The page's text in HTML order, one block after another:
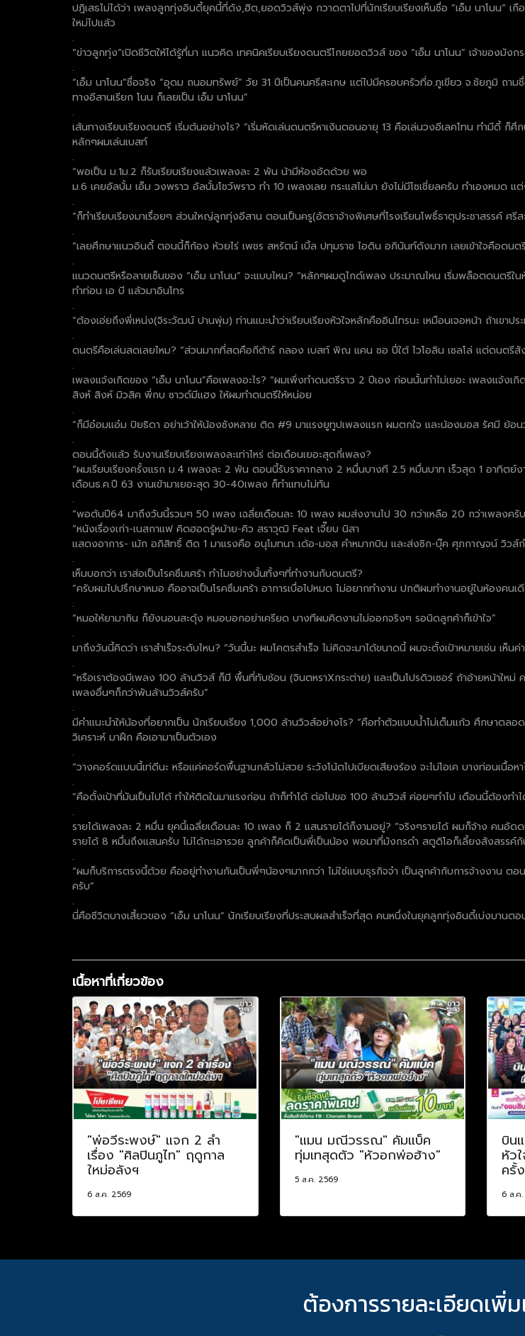
ปฎิเสธไม่ได้ว่า เพลงลูกทุ่งอินดี้ยุคนี้ที่ดัง,ฮิต,ยอดวิวส์พุ่ง กวาดตาไปที่นักเรียบเรียงเห็นชื่อ “เอ็ม นาโนน” เกื
ใหม่ไปแล้ว
.
“ข่าวลูกทุ่ง”เปิดชีวิตให้ได้รู้ที่มา แนวคิด เทคนิคเรียบเรียงดนตรีโกยยอดวิวส์ ของ “เอ็ม นาโนน” เจ้าของมังก
.
“เอ็ม นาโนน”ชื่อจริง “อุดม ถนอมทรัพย์” วัย 31 ปีเป็นคนศรีสะเกษ แต่ไปมีครอบครัวที่อ.ภูเขียว จ.ชัยภูมิ ถาม
ทางอีสานเรียก โนน ก็เลยเป็น เอ็ม นาโนน”
.
เส้นทางเรียบเรียงดนตรี เริ่มต้นอย่างไร? “เริ่มหัดเล่นดนตรีหาเงินตอนอายุ 13 คือเล่นวงอีเลคโทน ทำมีดี้
หลักๆผมเล่นเบสท์
.
“พอเป็น ม.1ม.2 ก็รับเรียบเรียงแล้วเพลงละ 2 พัน น้ามีห้องอัดด้วย พอ
ม.6 เคยอัลบั้ม เอ็ม วงพราว อัลบั้มโชว์พราว ทำ 10 เพลงเลย กระแสไม่มา ยังไม่มีโซเชี่ยลครับ ทำเองหมด
.
“ก็ทำเรียบเรียงมาเรื่อยๆ ส่วนใหญ่ลูกทุ่งอีสาน ตอนเป็นครู(อัตราจ้างพิเศษที่โรงเรียนโพธิ์ธาตุประชาสรรค์
.
“เลยศึกษาแนวอินดี้ ตอนนี้ก็ก้อง ห้วยไร่ เพชร สหรัตน์ เบิ้ล ปทุมราช ไอดิน อภินันท์ดังมาก เลยเข้าใจคือดน
.
แนวดนตรีหรือลายเซ็นของ “เอ็ม นาโนน” จะแบบไหน? “หลักๆผมดูไกด์เพลง ประมาณไหน เริ่มพล็อตดนต
ทำท่อน เอ บี แล้วมาอินโทร
.
“ต้องเอ่ยถึงพี่เหน่ง(จิระวัฒน์ ปานพุ่ม) ท่านแนะนำว่าเรียบเรียงหัวใจหลักคืออินโทรนะ เหมือนเจอหน้า ถ้าเขาป
.
ดนตรีคือเล่นสดเลยไหม? “ส่วนมากที่สดคือกีต้าร์ กลอง เบสท์ พิณ แคน ซอ ปี่ใต้ ไวโอลิน เซลโล่ แต่ดนตรีสังเ
.
เพลงแจ้งเกิดของ “เอ็ม นาโนน”คือเพลงอะไร? “ผมเพิ่งทำดนตรีราว 2 ปีเอง ก่อนนั้นทำไม่เยอะ เพลงแจ้
สิงห์ สิงห์ มิวสิค พี่กบ ซาวด์มีแฮง ให้ผมทำดนตรีให้หน่อย
.
“ก็มีอ๋อมแอ๋ม ปิยธิดา อย่าเว้าให้น้องซังหลาย ติด #9 มาแรงยูทูปเพลงแรก ผมตกใจ และน้องมอส รัศมี ย้อน
.
ตอนนี้ดังแล้ว รับงานเรียบเรียงเพลงละเท่าไหร่ ต่อเดือนเยอะสุดกี่เพลง?
“ผมเรียบเรียงครั้งแรก ม.4 เพลงละ 2 พัน ตอนนี้รับราคากลาง 2 หมื่นบางที 2.5 หมื่นบาท เร็วสุด 1 อาทิตย์
เดือนธ.ค.ปี 63 งานเข้ามาเยอะสุด 30-40เพลง ก็ทำแทบไม่ทัน
.
“พอต้นปี64 มาถึงวันนี้รวมๆ 50 เพลง เฉลี่ยเดือนละ 10 เพลง ผมส่งงานไป 30 กว่าเหลือ 20 กว่าเพลงครั
“หนังเรื่องเก่า-เนสกาแฟ คิดฮอดรู้หม้าย-คิว สราวุฒิ Feat เจี๊ยบ นิสา
แสดงอาการ- เม้ก อภิสิทธิ์ ติด 1 มาแรงคือ อนุโมทนา..เด้อ-มอส คำหมากบิน และส่งซิก-บุ๊ค ศุภกาญจน์ วิวส์
.
เห็นบอกว่า เราส่อเป็นโรคซึมเศร้า ทำไมอย่างนั้นทั้งๆที่ทำงานกับดนตรี?
“ครับผมไปปรึกษาหมอ คืออาจเป็นโรคซึมเศร้า อาการเบื่อไปหมด ไม่อยากทำงาน ปกติผมทำงานอยู่ในห้องคน
.
“หมอให้ยามากิน ก็ยังนอนสะดุ้ง หมอบอกอย่าเครียด บางทีผมคิดงานไม่ออกจริงๆ รอนิดลูกค้าก็เข้าใจ”
.
มาถึงวันนี้คิดว่า เราสำเร็จระดับไหน? “วันนี้นะ ผมโคตรสำเร็จ ไม่คิดจะมาได้ขนาดนี้ ผมจะตั้งเป้าหมายเช่น เ
.
“หรือเราต้องมีเพลง 100 ล้านวิวส์ ก็มี พื้นที่ทับซ้อน (จินตหราXกระต่าย) และเป็นโปรดิวเซอร์ ถ้าอ้ายหน้าใ
เพลงอื่นๆก็กว่าพันล้านวิวส์ครับ”
.
มีคำแนะนำให้น้องที่อยากเป็น นักเรียบเรียง 1,000 ล้านวิวส์อย่างไร? “คือทำตัวแบบน้ำไม่เต็มแก้ว ศึกษาตลอ
วิเคราะห์ มาฝึก คือเอามาเป็นตัวเอง
.
“วางคอร์ดแบบนี้เท่ดีนะ หรือแค่คอร์ดพื้นฐานกลัวไม่สวย ระวังโน้ตไปเบียดเสียงร้อง จะไม่โอเค บางท่อนเนื้อหา
.
“คือตั้งเป้าที่มันเป็นไปได้ ทำให้ติดในมาแรงก่อน ถ้าก็ทำได้ ต่อไปขอ 100 ล้านวิวส์ ค่อยๆทำไป เดือนนี้ต้องทำ
.
รายได้เพลงละ 2 หมื่น ยุคนี้เฉลี่ยเดือนละ 10 เพลง ก็ 2 แสนรายได้ก็งามอยู่? “จริงๆรายได้ ผมก็จ้าง คนอัด
รายได้ 8 หมื่นถึงแสนครับ ไม่ได้กะเอารวย ลูกค้าก็คิดเป็นพี่เป็นน้อง พอมาที่มังกรดำ สตูดิโอก็เลี้ยงสังสรรค์
.
“ผมก็บริการตรงนี้ด้วย คืออยู่ทำงานกันเป็นพี่ๆน้องๆมากกว่า ไม่ใช่แบบธุรกิจจ๋า เป็นลูกค้ากับการจ้างงาน ตอ
ครับ”
.
นี่คือชีวิตบางเสี้ยวของ “เอ็ม นาโนน” นักเรียบเรียงที่ประสบผลสำเร็จที่สุด คนหนึ่งในยุคลูกทุ่งอินดี้เบ่งบานตอ
เนื้อหาที่เกี่ยวข้อง
"พ่อวีระพงษ์" แจก 2 ลำ
เรื่อง "ศิลปินภูไท" ฤดูกาล
ใหม่อลังฯ
6 ส.ค. 2569
"แมน มณีวรรณ" คัมแบ็ค
ทุ่มเทสุดตัว "หัวอกพ่อฮ้าง"
5 ส.ค. 2569
บิน
หัว
ครั้
6 ส.ค
ต้องการรายละเอียดเพิ่